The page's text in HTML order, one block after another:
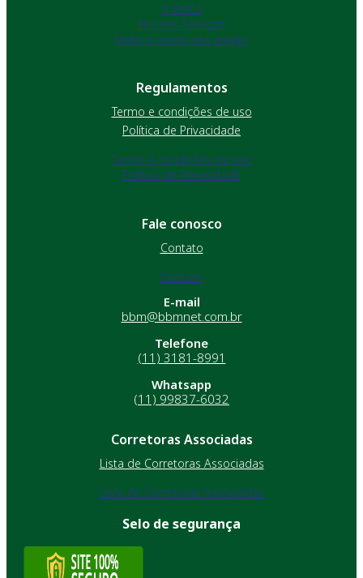
A Bolsa
Nossos Serviços
Visite o nosso site antigo
Regulamentos
Termo e condições de uso
Política de Privacidade
Termo e condições de uso
Política de Privacidade
Fale conosco
Contato
Contato
E-mail
bbm@bbmnet.com.br
Telefone
(11) 3181-8991
Whatsapp
(11) 99837-6032
Corretoras Associadas
Lista de Corretoras Associadas
Lista de Corretoras Associadas
Selo de segurança